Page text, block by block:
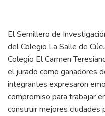
El Semillero de
del Colegio La Salle de
Colegio El Carmen
el jurado como ganadores
integrantes expresaron
compromiso para trabajar
construir mejores ciudades